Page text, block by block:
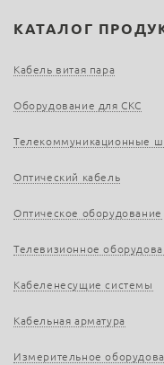
КАТАЛОГ
Кабель витая пара
Оборудование для СКС
Телекоммуникационные
Оптический кабель
Оптическое оборудование
Телевизионное
Кабеленесущие системы
Кабельная арматура
Измерительное